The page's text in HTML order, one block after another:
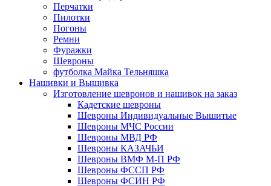
Перчатки
Пилотки
Погоны
Ремни
Фуражки
Шевроны
футболка Майка Тельняшка
Нашивки и Вышивка
Изготовление шевронов и нашивок на заказ
Кадетские шевроны
Шевроны Индивидуальные Вышитые
Шевроны МЧС России
Шевроны МВД РФ
Шевроны КАЗАЧЬИ
Шевроны ВМФ М-П РФ
Шевроны ФССП РФ
Шевроны ФСИН РФ